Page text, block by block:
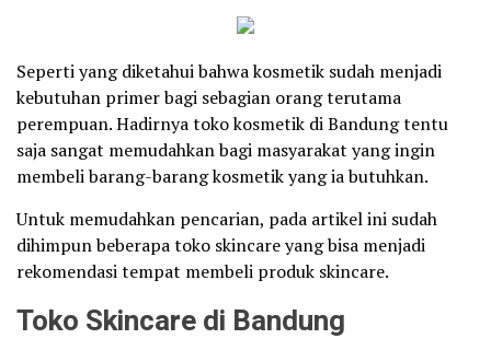
Seperti yang diketahui bahwa kosmetik sudah menjadi
kebutuhan primer bagi sebagian orang terutama
perempuan. Hadirnya toko kosmetik di Bandung tentu
saja sangat memudahkan bagi masyarakat yang ingin
membeli barang-barang kosmetik yang ia butuhkan.
Untuk memudahkan pencarian, pada artikel ini sudah
dihimpun beberapa toko skincare yang bisa menjadi
rekomendasi tempat membeli produk skincare.
Toko Skincare di Bandung